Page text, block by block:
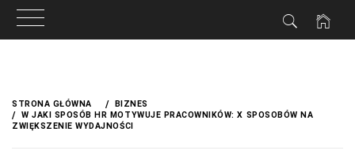
treściSTRONA GŁÓWNA
BIZNES
W JAKI SPOSÓB HR MOTYWUJE PRACOWNIKÓW: X SPOSOBÓW NA
ZWIĘKSZENIE WYDAJNOŚCI